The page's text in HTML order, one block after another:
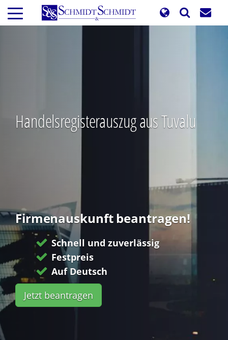
Direkt
zum
Inhalt
Handelsregisterauszug aus Tuvalu
Firmenauskunft beantragen!
Schnell und zuverlässig
Festpreis
Auf Deutsch
Jetzt beantragen